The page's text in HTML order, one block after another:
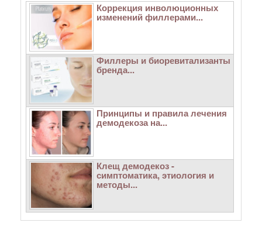
Коррекция инволюционных
изменений филлерами...
Филлеры и биоревитализанты
бренда...
Принципы и правила лечения
демодекоза на...
Клещ демодекоз -
симптоматика, этиология и
методы...